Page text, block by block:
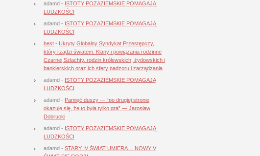
adamd - ISTOTY POZAZIEMSKIE POMAGAJĄ
LUDZKOŚCI
adamd - ISTOTY POZAZIEMSKIE POMAGAJĄ
LUDZKOŚCI
best - Ukryty Globalny Syndykat Przestępczy,
który rządzi światem: Klany i powiązania rodzinne
Czarnej Szlachty, rodzin królewskich, żydowskich i
bankierskich oraz ich sfery nadzoru i zarządzania
adamd - ISTOTY POZAZIEMSKIE POMAGAJĄ
LUDZKOŚCI
adamd - Pamięć duszy — “po drugiej stronie
okazuje się, że to była tylko gra” — Jarosław
Dobrucki
adamd - ISTOTY POZAZIEMSKIE POMAGAJĄ
LUDZKOŚCI
adamd - STARY IV ŚWIAT UMIERA… NOWY V